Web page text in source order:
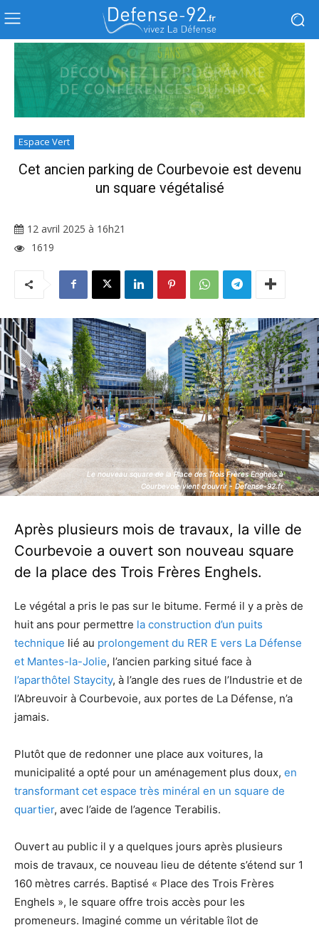
Espace Vert
Cet ancien parking de Courbevoie est devenu
un square végétalisé
12 avril 2025 à 16h21
1619
Le nouveau square de la Place des Trois Frères Enghels à
Courbevoie vient d'ouvrir - Defense-92.fr
Le nouveau square de la Place des Trois Frères Enghels à
Courbevoie vient d'ouvrir - Defense-92.fr
Après plusieurs mois de travaux, la ville de
Courbevoie a ouvert son nouveau square
de la place des Trois Frères Enghels.
Le végétal a pris le pas sur le bitume. Fermé il y a près de
huit ans pour permettre la construction d’un puits
technique lié au prolongement du RER E vers La Défense
et Mantes-la-Jolie, l’ancien parking situé face à
l’aparthôtel Staycity, à l’angle des rues de l’Industrie et de
l’Abreuvoir à Courbevoie, aux portes de La Défense, n’a
jamais.
Plutôt que de redonner une place aux voitures, la
municipalité a opté pour un aménagement plus doux, en
transformant cet espace très minéral en un square de
quartier, avec l’aide de l’agence Terabilis.
Ouvert au public il y a quelques jours après plusieurs
mois de travaux, ce nouveau lieu de détente s’étend sur 1
160 mètres carrés. Baptisé « Place des Trois Frères
Enghels », le square offre trois accès pour les
promeneurs. Imaginé comme un véritable îlot de